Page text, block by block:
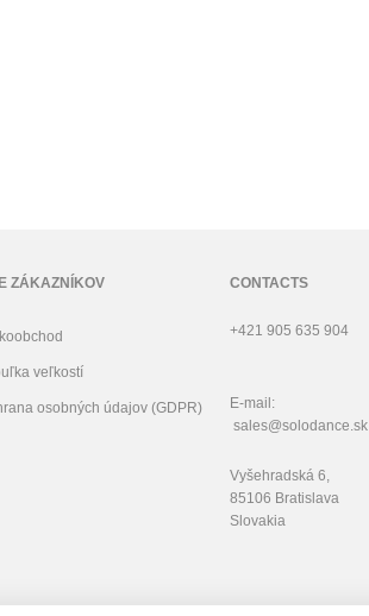
ZÁKAZNÍKOV
veľkostí
osobných údajov (GDPR)
CONTACTS
+421 905 635 904
E-mail:
sales@solodance.sk
Vyšehradská 6,
85106 Bratislava
Slovakia